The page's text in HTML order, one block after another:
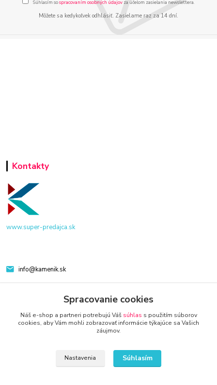
Súhlasím sospracovaním osobných údajov za účelom zasielania newslettera.
Môžete sa kedykoľvek odhlásiť. Zasielame raz za 14 dní.
Kontakty
www.super-predajca.sk
info@kamenik.sk
Spracovanie cookies
Náš e-shop a partneri potrebujú Váš súhlas s použitím súborov
cookies, aby Vám mohli zobrazovať informácie týkajúce sa Vašich
záujmov.
Nastavenia Súhlasím